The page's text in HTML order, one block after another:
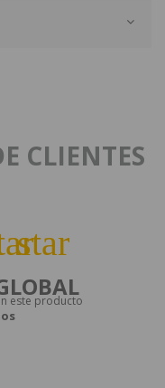
CLIENTES
star
este producto